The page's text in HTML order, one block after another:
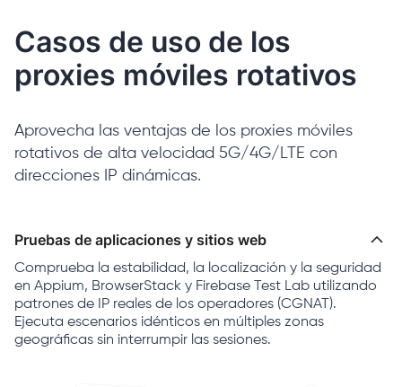
Casos de uso de los
proxies móviles rotativos
Aprovecha las ventajas de los proxies móviles
rotativos de alta velocidad 5G/4G/LTE con
direcciones IP dinámicas.
Pruebas de aplicaciones y sitios web
Comprueba la estabilidad, la localización y la seguridad
en Appium, BrowserStack y Firebase Test Lab utilizando
patrones de IP reales de los operadores (CGNAT).
Ejecuta escenarios idénticos en múltiples zonas
geográficas sin interrumpir las sesiones.